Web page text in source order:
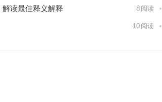
读最佳释义解释 8 阅读
10 阅读